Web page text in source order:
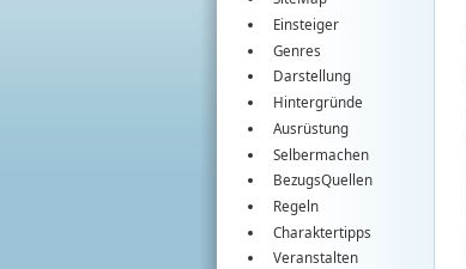
Einsteiger
Genres
Darstellung
Hintergründe
Ausrüstung
Selbermachen
BezugsQuellen
Regeln
Charaktertipps
Veranstalten